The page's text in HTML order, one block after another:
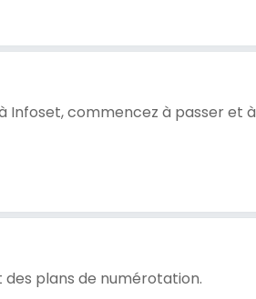
Infoset, commencez à passer et à
plans de numérotation.